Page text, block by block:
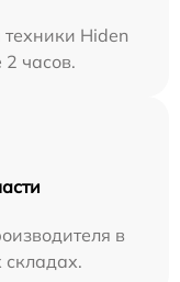
Hiden
часов.
в
складах.